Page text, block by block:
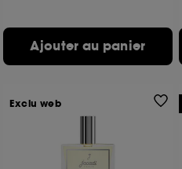
Ajouter au panier
Exclu web